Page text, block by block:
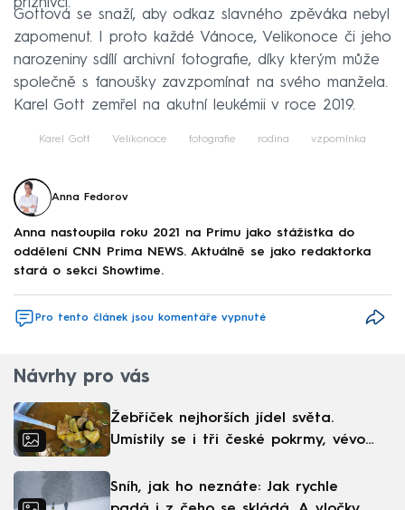
příznivci.
Gottová se snaží, aby odkaz slavného zpěváka nebyl
zapomenut. I proto každé Vánoce, Velikonoce či jeho
narozeniny sdílí archivní fotografie, díky kterým může
společně s fanoušky zavzpomínat na svého manžela.
Karel Gott zemřel na akutní leukémii v roce 2019.
Karel Gott Velikonoce fotografie rodina vzpomínka
Anna Fedorov
Anna nastoupila roku 2021 na Primu jako stážistka do
oddělení CNN Prima NEWS. Aktuálně se jako redaktorka
stará o sekci Showtime.
Pro tento článek jsou komentáře vypnuté
Návrhy pro vás
Žebříček nejhorších jídel světa.
Umístily se i tři české pokrmy, vévodí
Sníh, jak ho neznáte: Jak rychle